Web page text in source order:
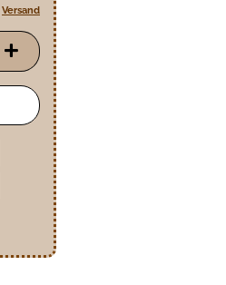
Versand